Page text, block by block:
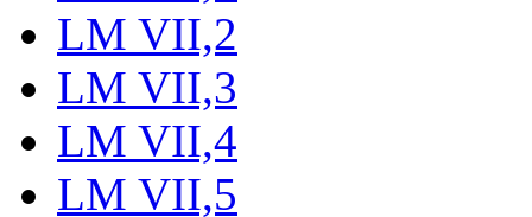
LM VII,2
LM VII,3
LM VII,4
LM VII,5